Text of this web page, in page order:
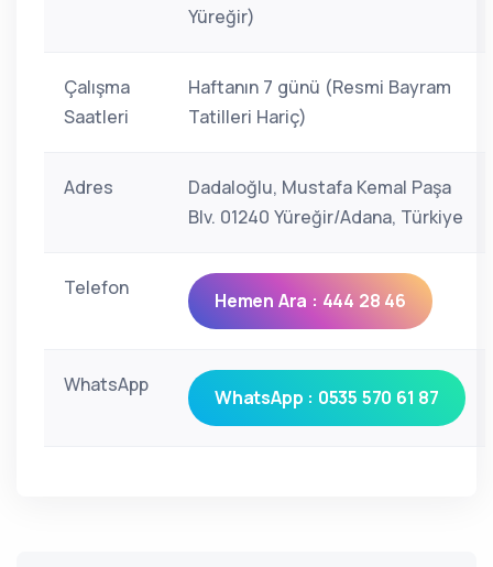
Yüreğir)
Çalışma
Saatleri
Haftanın 7 günü (Resmi Bayram
Tatilleri Hariç)
Adres
Dadaloğlu, Mustafa Kemal Paşa
Blv. 01240 Yüreğir/Adana, Türkiye
Telefon
Hemen Ara : 444 28 46
WhatsApp
WhatsApp : 0535 570 61 87